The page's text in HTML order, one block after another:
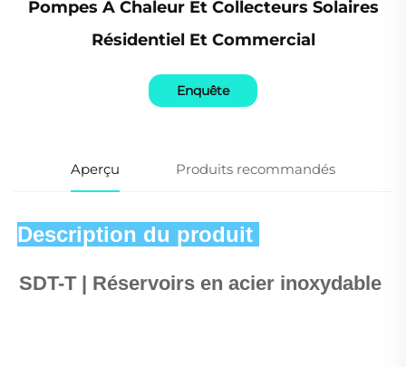
Pompes À Chaleur Et Collecteurs Solaires
Résidentiel Et Commercial
Enquête
Aperçu Produits recommandés
Description du produit
SDT-T | Réservoirs en acier inoxydable